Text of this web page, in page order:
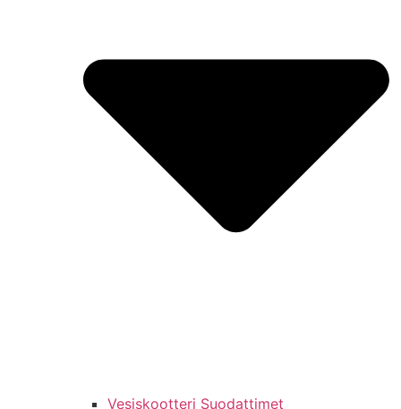
Vesiskootteri Suodattimet